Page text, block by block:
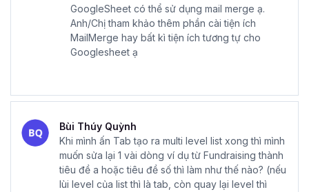
GoogleSheet có thể sử dụng mail merge ạ.
Anh/Chị tham khảo thêm phần cài tiện ích
MailMerge hay bất kì tiện ích tương tự cho
Googlesheet ạ
Bùi Thúy Quỳnh
Khi mình ấn Tab tạo ra multi level list xong thì mình
muốn sửa lại 1 vài dòng ví dụ từ Fundraising thành
tiêu đề a hoặc tiêu đề số thì làm như thế nào? (nếu
lùi level của list thì là tab, còn quay lại level thì